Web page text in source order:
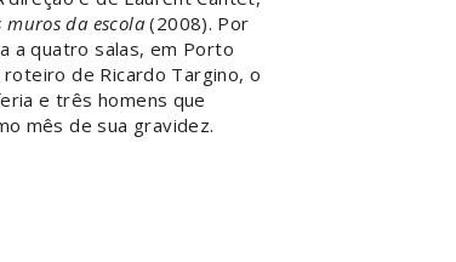
muros da escola(2008). Por
a quatro salas, em Porto
roteiro de Ricardo Targino, o
e três homens que
mês de sua gravidez.